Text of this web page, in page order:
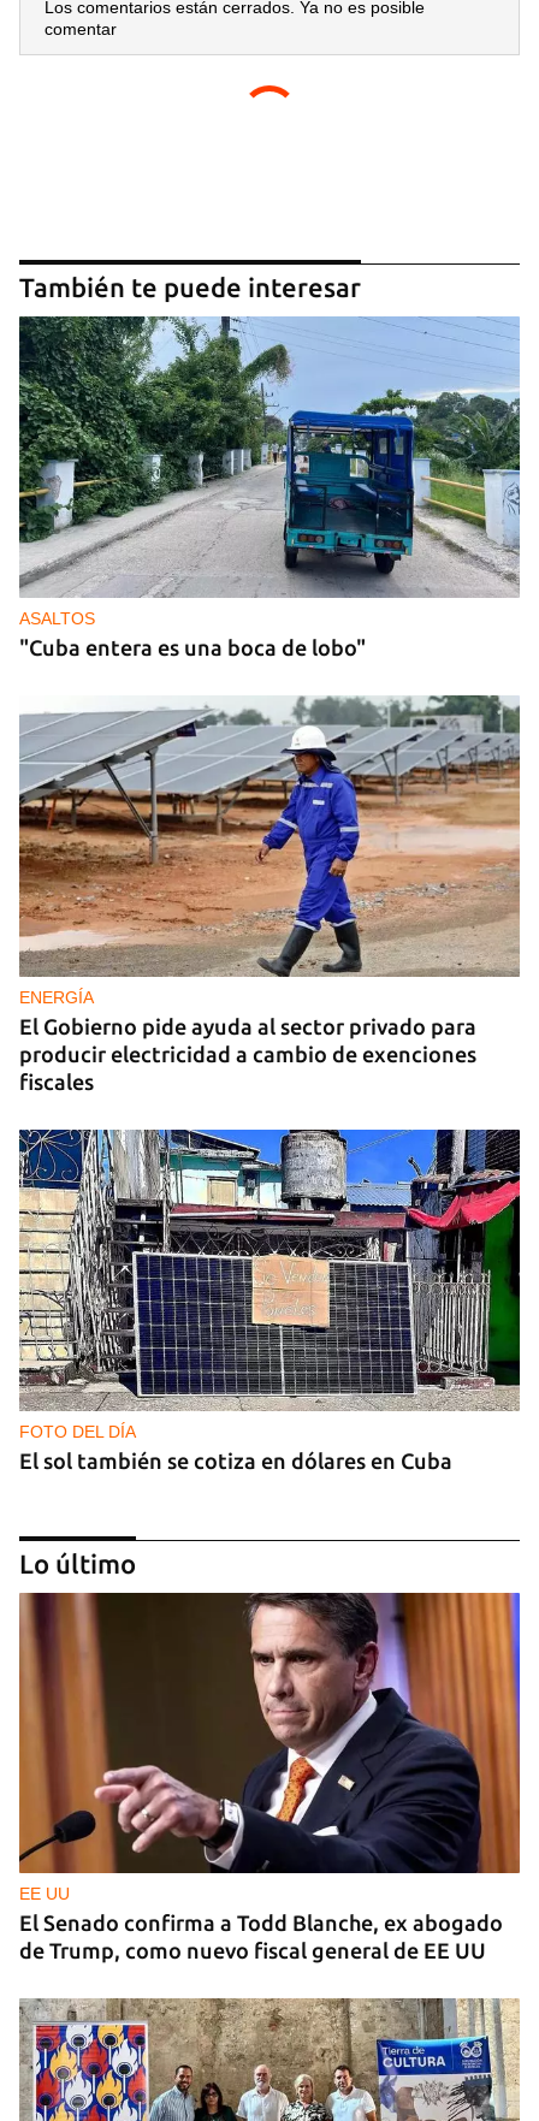
Los comentarios están cerrados. Ya no es posible
comentar
También te puede interesar
ASALTOS
"Cuba entera es una boca de lobo"
ENERGÍA
El Gobierno pide ayuda al sector privado para
producir electricidad a cambio de exenciones
fiscales
FOTO DEL DÍA
El sol también se cotiza en dólares en Cuba
Los puntos de ProGas vuelven a cerrar en La
Habana tras agotarse las balitas de gas en
dólares
Lo último
EE UU
El Senado confirma a Todd Blanche, ex abogado
de Trump, como nuevo fiscal general de EE UU